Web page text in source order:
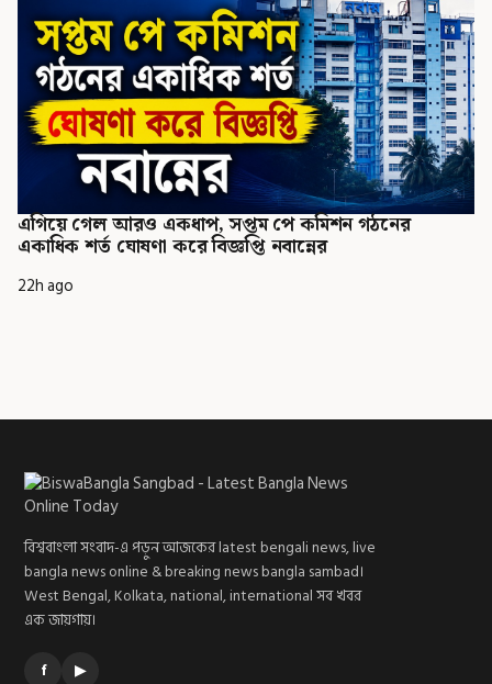
এগিয়ে গেল আরও একধাপ, সপ্তম পে কমিশন গঠনের
একাধিক শর্ত ঘোষণা করে বিজ্ঞপ্তি নবান্নের
22h ago
বিশ্ববাংলা সংবাদ-এ পড়ুন আজকের latest bengali news, live
bangla news online & breaking news bangla sambad।
West Bengal, Kolkata, national, international সব খবর
এক জায়গায়।
f ▶